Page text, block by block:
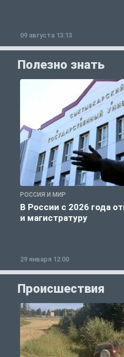
09 августа 13:13
Полезно знать
РОССИЯ И МИР
В России с 2026 года
и магистратуру
29 января 12:00
Происшествия